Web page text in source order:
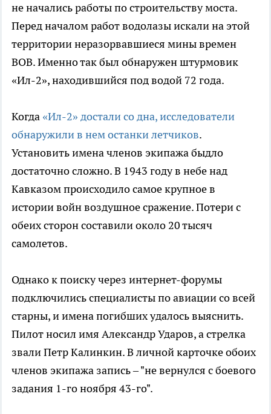
не начались работы по строительству моста.
Перед началом работ водолазы искали на этой
территории неразорвавшиеся мины времен
ВОВ. Именно так был обнаружен штурмовик
«Ил-2», находившийся под водой 72 года.
Когда «Ил-2» достали со дна, исследователи
обнаружили в нем останки летчиков.
Установить имена членов экипажа быдло
достаточно сложно. В 1943 году в небе над
Кавказом происходило самое крупное в
истории войн воздушное сражение. Потери с
обеих сторон составили около 20 тысяч
самолетов.
Однако к поиску через интернет-форумы
подключились специалисты по авиации со всей
старны, и имена погибших удалось выяснить.
Пилот носил имя Александр Ударов, а стрелка
звали Петр Калинкин. В личной карточке обоих
членов экипажа запись – "не вернулся с боевого
задания 1-го ноября 43-го".